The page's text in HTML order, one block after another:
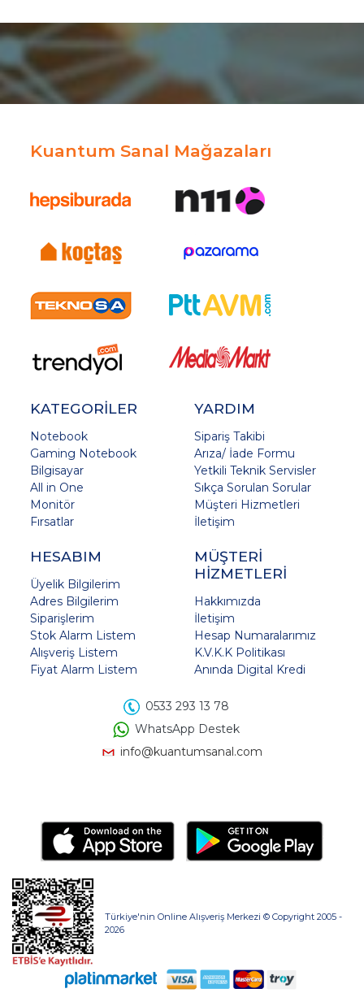
Kuantum Sanal Mağazaları
KATEGORİLER
Notebook
Gaming Notebook
Bilgisayar
All in One
Monitör
Fırsatlar
YARDIM
Sipariş Takibi
Arıza/ İade Formu
Yetkili Teknik Servisler
Sıkça Sorulan Sorular
Müşteri Hizmetleri
İletişim
HESABIM
Üyelik Bilgilerim
Adres Bilgilerim
Siparişlerim
Stok Alarm Listem
Alışveriş Listem
Fiyat Alarm Listem
MÜŞTERİ
HİZMETLERİ
Hakkımızda
İletişim
Hesap Numaralarımız
K.V.K.K Politikası
Anında Digital Kredi
0533 293 13 78
WhatsApp Destek
info@kuantumsanal.com
Türkiye'nin Online Alışveriş Merkezi © Copyright 2005 -
2026